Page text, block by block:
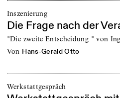
Inszenierung
Die Frage nach der
"Die zweite Entscheidung " von
von Hans-Gerald Otto
Werkstattgespräch